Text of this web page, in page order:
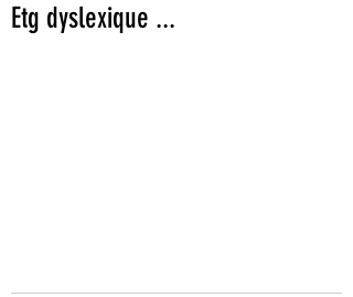
Etg dyslexique ...